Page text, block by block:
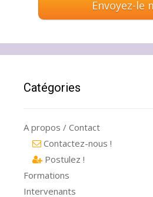
Catégories
A propos / Contact
Contactez-nous !
Postulez !
Formations
Intervenants